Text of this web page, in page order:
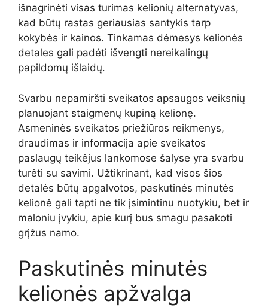
išnagrinėti visas turimas kelionių alternatyvas,
kad būtų rastas geriausias santykis tarp
kokybės ir kainos. Tinkamas dėmesys kelionės
detales gali padėti išvengti nereikalingų
papildomų išlaidų.
Svarbu nepamiršti sveikatos apsaugos veiksnių
planuojant staigmenų kupiną kelionę.
Asmeninės sveikatos priežiūros reikmenys,
draudimas ir informacija apie sveikatos
paslaugų teikėjus lankomose šalyse yra svarbu
turėti su savimi. Užtikrinant, kad visos šios
detalės būtų apgalvotos, paskutinės minutės
kelionė gali tapti ne tik įsimintinu nuotykiu, bet ir
maloniu įvykiu, apie kurį bus smagu pasakoti
grįžus namo.
Paskutinės minutės
kelionės apžvalga